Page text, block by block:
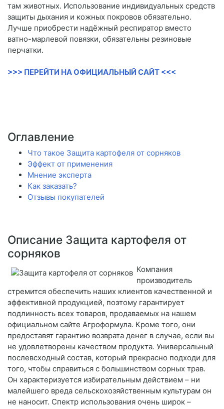
там животных. Использование индивидуальных средств
защиты дыхания и кожных покровов обязательно.
Лучше приобрести надёжный респиратор вместо
ватно-марлевой повязки, обязательны резиновые
перчатки.
>>> ПЕРЕЙТИ НА ОФИЦИАЛЬНЫЙ САЙТ <<<
Оглавление
Что такое Защита картофеля от сорняков
Эффект от применения
Мнение эксперта
Как заказать?
Отзывы покупателей
Описание Защита картофеля от
сорняков
Компания
производитель
стремится обеспечить наших клиентов качественной и
эффективной продукцией, поэтому гарантирует
подлинность всех товаров, продаваемых на нашем
официальном сайте Агроформула. Кроме того, они
предоставят гарантию возврата денег в случае, если вы
не удовлетворены качеством продукта. Универсальный
послевсходный состав, который прекрасно подходи для
того, чтобы справиться с большинством сорных трав.
Он характеризуется избирательным действием – ни
малейшего вреда сельскохозяйственным культурам он
не наносит. Спектр использования очень широк –